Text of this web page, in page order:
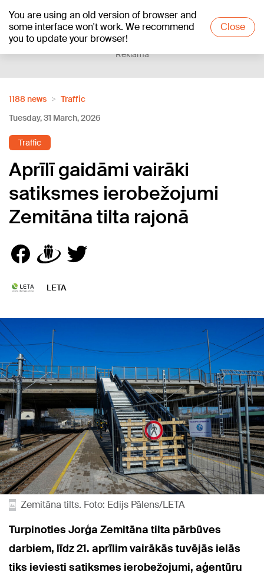
You are using an old version of browser and
some interface won't work. We recommend
you to update your browser!
Close
+16°C
Reklāma
1188 news
Traffic
Tuesday, 31 March, 2026
Traffic
Aprīlī gaidāmi vairāki
satiksmes ierobežojumi
Zemitāna tilta rajonā
LETA
Zemitāna tilts. Foto: Edijs Pālens/LETA
Turpinoties Jorģa Zemitāna tilta pārbūves
darbiem, līdz 21. aprīlim vairākās tuvējās ielās
tiks ieviesti satiksmes ierobežojumi, aģentūru